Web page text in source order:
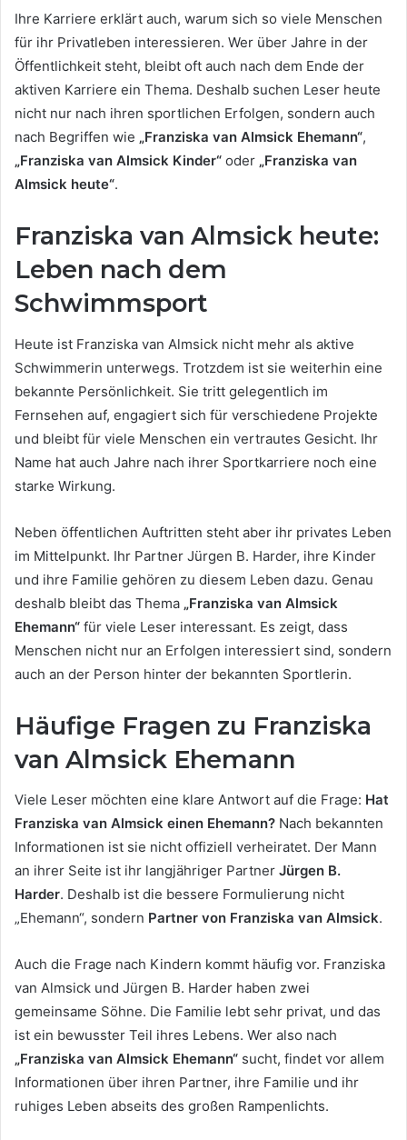
Ihre Karriere erklärt auch, warum sich so viele Menschen
für ihr Privatleben interessieren. Wer über Jahre in der
Öffentlichkeit steht, bleibt oft auch nach dem Ende der
aktiven Karriere ein Thema. Deshalb suchen Leser heute
nicht nur nach ihren sportlichen Erfolgen, sondern auch
nach Begriffen wie „Franziska van Almsick Ehemann“,
„Franziska van Almsick Kinder“ oder „Franziska van
Almsick heute“.
Franziska van Almsick heute:
Leben nach dem
Schwimmsport
Heute ist Franziska van Almsick nicht mehr als aktive
Schwimmerin unterwegs. Trotzdem ist sie weiterhin eine
bekannte Persönlichkeit. Sie tritt gelegentlich im
Fernsehen auf, engagiert sich für verschiedene Projekte
und bleibt für viele Menschen ein vertrautes Gesicht. Ihr
Name hat auch Jahre nach ihrer Sportkarriere noch eine
starke Wirkung.
Neben öffentlichen Auftritten steht aber ihr privates Leben
im Mittelpunkt. Ihr Partner Jürgen B. Harder, ihre Kinder
und ihre Familie gehören zu diesem Leben dazu. Genau
deshalb bleibt das Thema „Franziska van Almsick
Ehemann“ für viele Leser interessant. Es zeigt, dass
Menschen nicht nur an Erfolgen interessiert sind, sondern
auch an der Person hinter der bekannten Sportlerin.
Häufige Fragen zu Franziska
van Almsick Ehemann
Viele Leser möchten eine klare Antwort auf die Frage: Hat
Franziska van Almsick einen Ehemann? Nach bekannten
Informationen ist sie nicht offiziell verheiratet. Der Mann
an ihrer Seite ist ihr langjähriger Partner Jürgen B.
Harder. Deshalb ist die bessere Formulierung nicht
„Ehemann“, sondern Partner von Franziska van Almsick.
Auch die Frage nach Kindern kommt häufig vor. Franziska
van Almsick und Jürgen B. Harder haben zwei
gemeinsame Söhne. Die Familie lebt sehr privat, und das
ist ein bewusster Teil ihres Lebens. Wer also nach
„Franziska van Almsick Ehemann“ sucht, findet vor allem
Informationen über ihren Partner, ihre Familie und ihr
ruhiges Leben abseits des großen Rampenlichts.